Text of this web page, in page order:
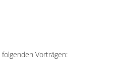
Vorträgen: